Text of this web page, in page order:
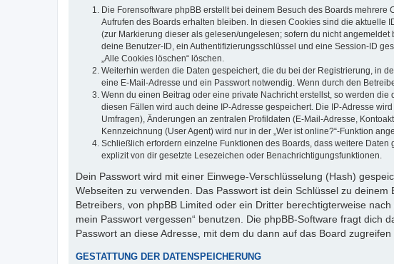
Die Forensoftware phpBB erstellt bei deinem Besuch des Boards
Aufrufen des Boards erhalten bleiben. In diesen Cookies sind die aktuelle
(zur Markierung dieser als gelesen/ungelesen; sofern du nicht
deine Benutzer-ID, ein Authentifizierungsschlüssel und eine Session-ID
„Alle Cookies löschen“ löschen.
Weiterhin werden die Daten gespeichert, die du bei der Registrierung, in
eine E-Mail-Adresse und ein Passwort notwendig. Wenn durch den
Wenn du einen Beitrag oder eine private Nachricht erstellst, so werden
diesen Fällen wird auch deine IP-Adresse gespeichert. Die IP-Adresse
Umfragen), Änderungen an zentralen Profildaten (E-Mail-Adresse,
Kennzeichnung (User Agent) wird nur in der „Wer ist online?“-Funktion
Schließlich erfordern einzelne Funktionen des Boards, dass weitere
explizit von dir gesetzte Lesezeichen oder Benachrichtigungsfunktionen.
Dein Passwort wird mit einer Einwege-Verschlüsselung (Hash)
Webseiten zu verwenden. Das Passwort ist dein Schlüssel zu
Betreibers, von phpBB Limited oder ein Dritter berechtigterweise
mein Passwort vergessen“ benutzen. Die phpBB-Software fragt
Passwort an diese Adresse, mit dem du dann auf das Board zugreifen
GESTATTUNG DER DATENSPEICHERUNG